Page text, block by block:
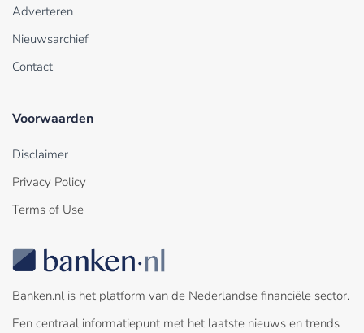
Adverteren
Nieuwsarchief
Contact
Voorwaarden
Disclaimer
Privacy Policy
Terms of Use
Banken.nl is het platform van de Nederlandse financiële sector.
Een centraal informatiepunt met het laatste nieuws en trends